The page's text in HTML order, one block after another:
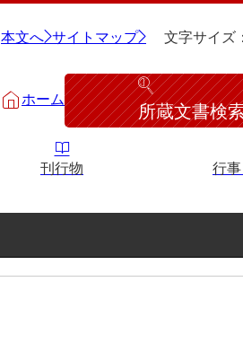
本文へ サイトマップ 文字サイズ：
ホーム
所蔵文書検
刊行物 行